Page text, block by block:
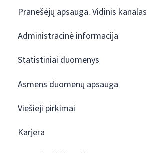
Pranešėjų apsauga. Vidinis kanalas
Administracinė informacija
Statistiniai duomenys
Asmens duomenų apsauga
Viešieji pirkimai
Karjera